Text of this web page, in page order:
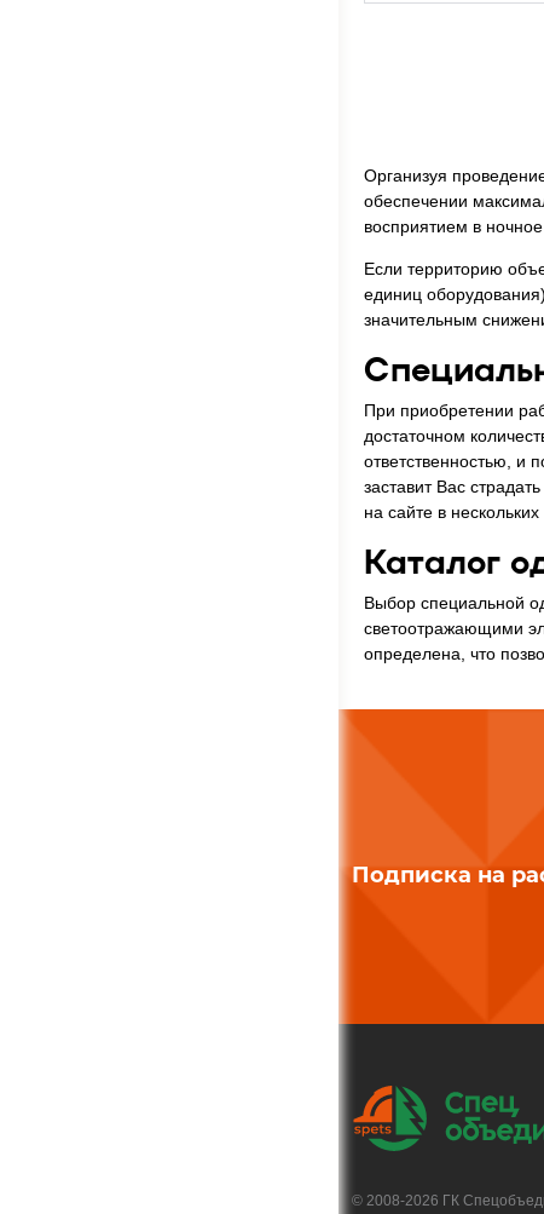
Организуя
обеспечении
восприятием в
Если территорию
единиц
значительным
При приобретении
достаточном
ответственностью, и
заставит Вас
на сайте в
Каталог
Выбор специальной
светоотражающими
определена, что
Подписка на
© 2008-2026 ГК